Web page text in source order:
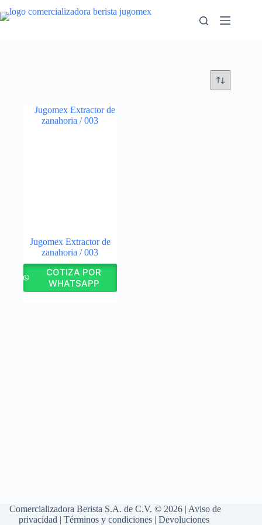
al
Jugomex Extractor de
zanahoria / 003
COTIZA POR
WHATSAPP
Comercializadora Berista S.A. de C.V. © 2026 | Aviso de
privacidad |Términos y condiciones |Devoluciones